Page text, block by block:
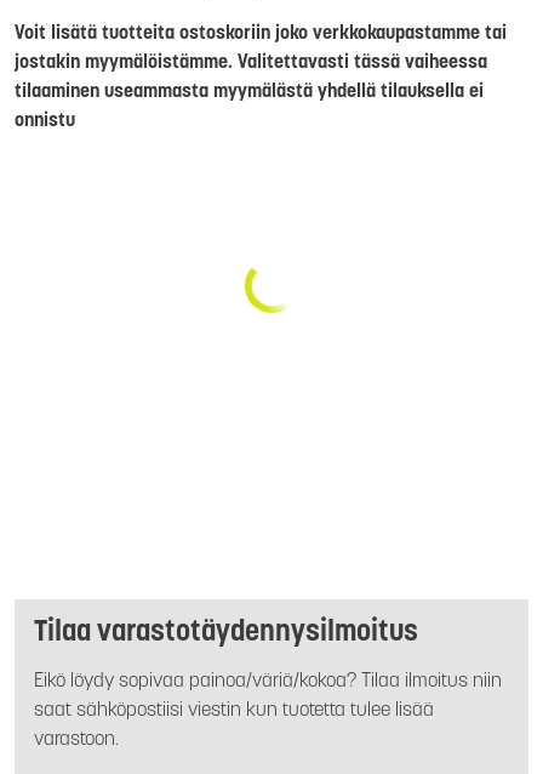
Voit lisätä tuotteita ostoskoriin joko verkkokaupastamme tai
jostakin myymälöistämme. Valitettavasti tässä vaiheessa
tilaaminen useammasta myymälästä yhdellä tilauksella ei
onnistu
Tilaa varastotäydennysilmoitus
Eikö löydy sopivaa painoa/väriä/kokoa? Tilaa ilmoitus niin
saat sähköpostiisi viestin kun tuotetta tulee lisää
varastoon.